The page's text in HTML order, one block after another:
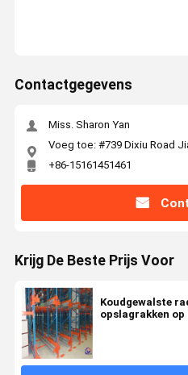
Contactgegevens
Miss. Sharon Yan
Voeg toe: #739 Dixiu Road
+86-15161451461
Krijg De Beste Prijs Voor
Koudgewalste
opslagrakken op